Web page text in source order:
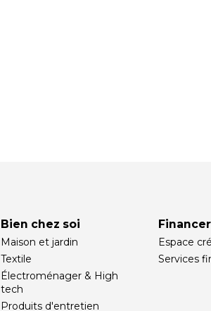
Bien chez soi
Maison et jardin
Textile
Électroménager & High
tech
Produits d'entretien
Espace
Services